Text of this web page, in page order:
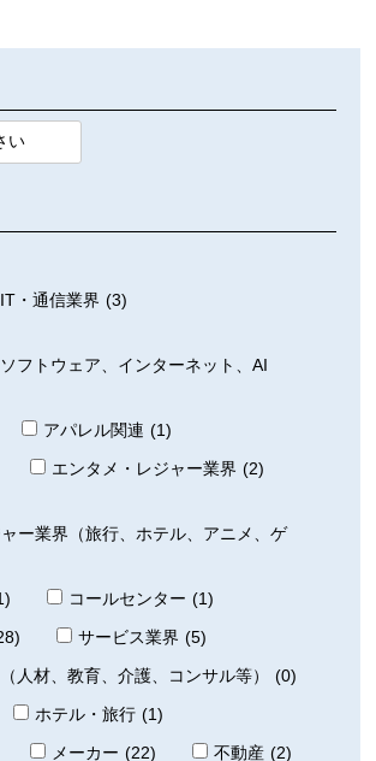
IT・通信業界 (3)
フトウェア、インターネット、AI
アパレル関連 (1)
エンタメ・レジャー業界 (2)
ー業界（旅行、ホテル、アニメ、ゲ
コールセンター (1)
サービス業界 (5)
人材、教育、介護、コンサル等）
(0)
ホテル・旅行 (1)
メーカー (22) 不動産 (2)